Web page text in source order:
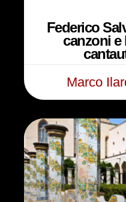
Federico
canzoni e
Marco